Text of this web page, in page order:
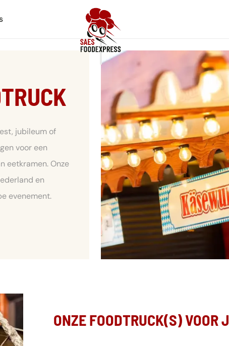
jubileum of
voor een
eetkramen. Onze
en
evenement.
ONZE FOODTRUCK(S) VOOR